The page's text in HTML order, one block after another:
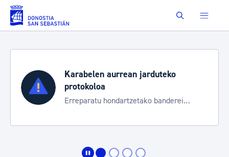
Eduki nagusira joan Buscar
Karabelen aurrean jarduteko
protokoloa
Erreparatu hondartzetako banderei